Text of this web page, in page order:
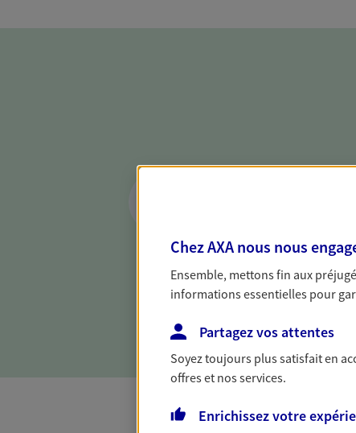
Parce qu'avant de définir
d'établir un bon
dresser un bilan complet
solide pour vous formuler
Chez AXA nous nous
Ensemble, mettons fin aux
informations essentielles pour
Partagez vos attentes
Soyez toujours plus satisfait en
offres et nos services.
Enrichissez votre